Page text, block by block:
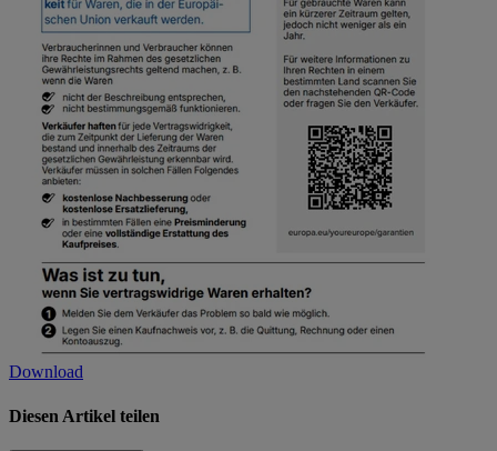
Download
Diesen Artikel teilen